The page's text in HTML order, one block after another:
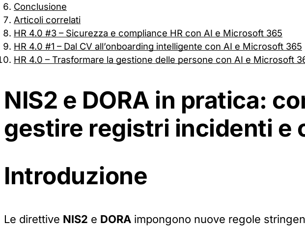
Conclusione
Articoli correlati
HR 4.0 #3 – Sicurezza e compliance HR con AI e Microsoft 365
HR 4.0 #1 – Dal CV all’onboarding intelligente con AI e Microsoft 365
HR 4.0 – Trasformare la gestione delle persone con AI e Microsoft
NIS2 e DORA in pratica:
gestire registri incidenti e
Introduzione
Le direttive NIS2 e DORA impongono nuove regole